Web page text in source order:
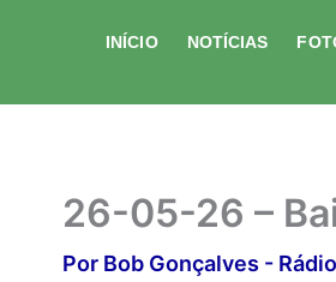
INÍCIO NOTÍCIAS
26-05-26 –
Por Bob Gonçalves -